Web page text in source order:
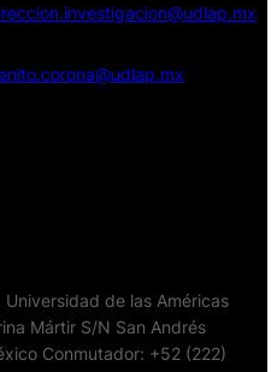
de las Américas
Mártir S/N San Andrés
Conmutador: +52 (222)